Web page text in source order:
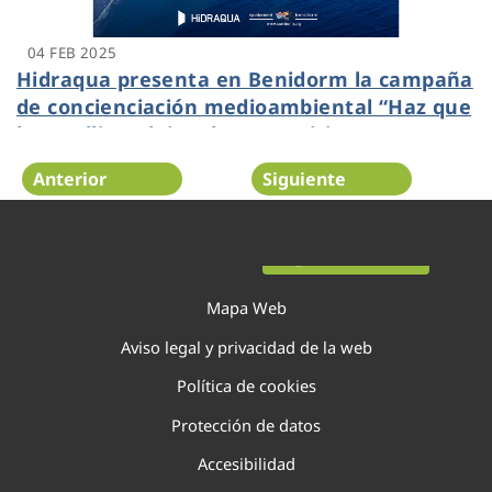
04 FEB 2025
Hidraqua presenta en Benidorm la campaña
de concienciación medioambiental “Haz que
las toallitas dejen de ser noticia”
Anterior Siguiente
Mapa Web
Aviso legal y privacidad de la web
Política de cookies
Protección de datos
Accesibilidad